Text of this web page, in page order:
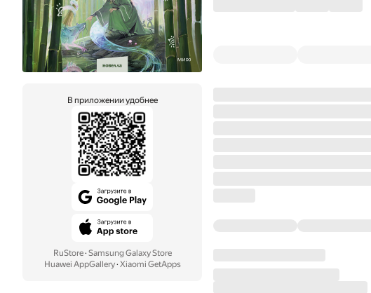
В приложении удобнее
RuStore· Samsung Galaxy Store
Huawei AppGallery· Xiaomi GetApps